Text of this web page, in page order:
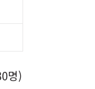
명)